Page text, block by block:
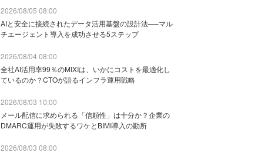
2026/08/05 08:00
AIと安全に接続されたデータ活用基盤の設計法──マル
チエージェント導入を成功させる5ステップ
2026/08/04 08:00
全社AI活用率99％のMIXIは、いかにコストを最適化し
ているのか？CTOが語るインフラ運用戦略
2026/08/03 10:00
メール配信に求められる「信頼性」は十分か？企業の
DMARC運用が失敗するワケとBIMI導入の勘所
2026/08/03 08:00